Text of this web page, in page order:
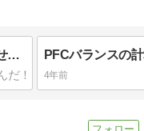
疲れてダイエットできない！でも痩せたい！どうすればいい？
4年前